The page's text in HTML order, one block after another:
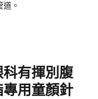
。
有揮別腹
用童顏針